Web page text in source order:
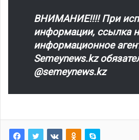
ВНИМАНИЕ!!!! При
информации, ссылка
информационное
Semeynews.kz
@semeynews.kz